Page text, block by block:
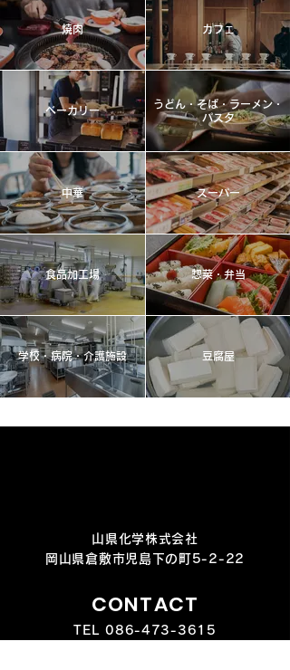
焼肉 カフェ
ベーカリー
うどん・そば・ラーメン・
パスタ
中華 スーパー
食品加工場 惣菜・弁当
学校・病院・介護施設 豆腐屋
山県化学株式会社
岡山県倉敷市児島下の町5-2-22
CONTACT
TEL086-473-3615